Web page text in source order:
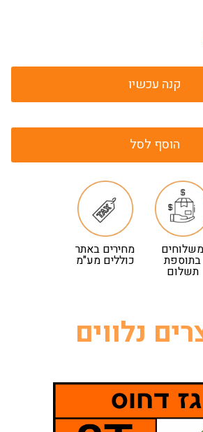
קנה עכשיו
הוסף לסל
משלוחים
בתוספת
תשלום
מחירים באתר
כוללים מע"מ
נלווים